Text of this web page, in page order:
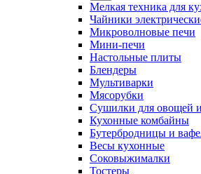
Мелкая техника для
Чайники
Микроволновые печи
Мини-печи
Настольные плиты
Блендеры
Мультиварки
Мясорубки
Сушилки для овощей
Кухонные комбайны
Бутербродницы и
Весы кухонные
Соковыжималки
Тостеры